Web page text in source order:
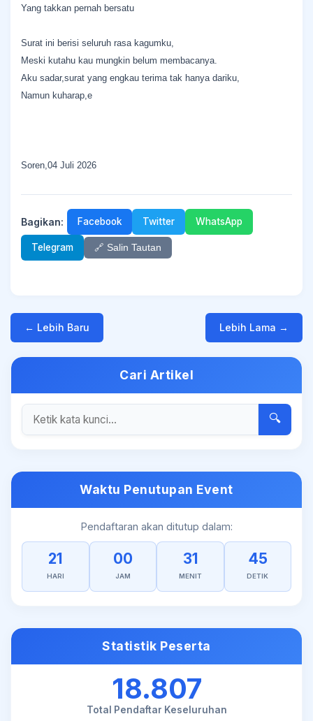
Yang takkan pernah bersatu
Surat ini berisi seluruh rasa kagumku,
Meski kutahu kau mungkin belum membacanya.
Aku sadar,surat yang engkau terima tak hanya dariku,
Namun kuharap,e
Soren,04 Juli 2026
Bagikan: Facebook Twitter WhatsApp
Telegram 🔗 Salin Tautan
← Lebih Baru Lebih Lama →
Cari Artikel
🔍
Waktu Penutupan Event
Pendaftaran akan ditutup dalam:
21
HARI
00
JAM
31
MENIT
45
DETIK
Statistik Peserta
18.807
Total Pendaftar Keseluruhan